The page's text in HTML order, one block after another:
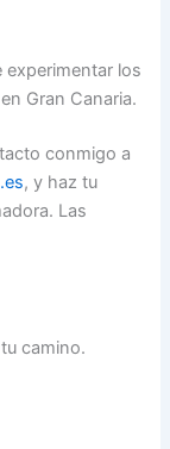
los
Gran Canaria.
conmigo a
, y haz tu
Las
camino.